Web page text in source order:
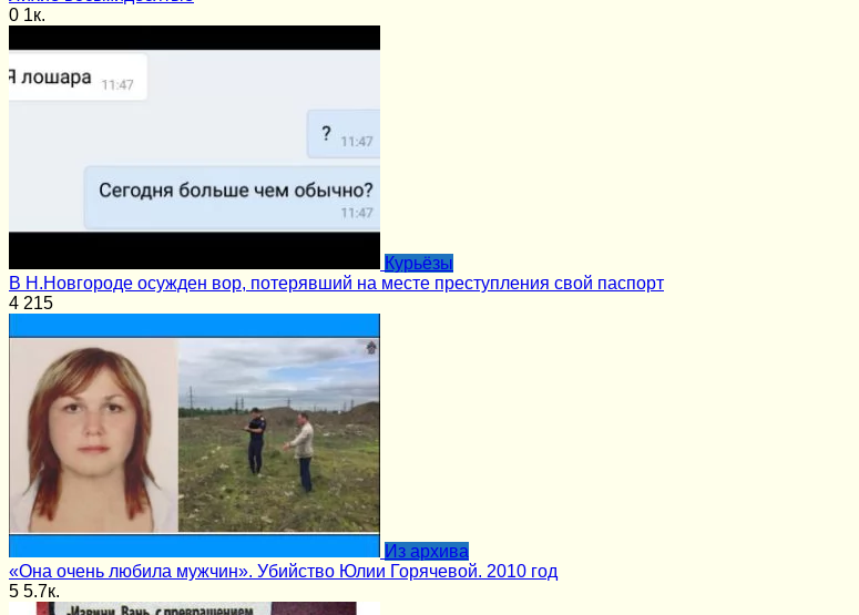
0 1к.
Курьёзы
В Н.Новгороде осужден вор, потерявший на месте преступления свой паспорт
4 215
Из архива
«Она очень любила мужчин». Убийство Юлии Горячевой. 2010 год
5 5.7к.